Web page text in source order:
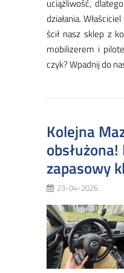
uciąż­li­wość,
dzia­ła­nia.
ścił nasz sklep z
mo­bi­li­ze­rem i
czyk? Wpad­nij do
Kolejna
zapasowy
23-04-2026